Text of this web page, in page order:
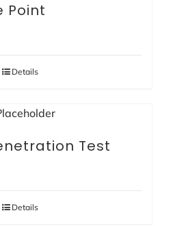
Point
Details
Test
Details